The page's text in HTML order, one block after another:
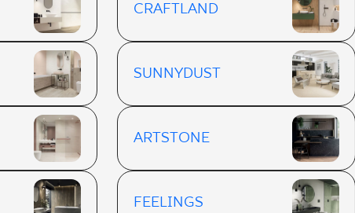
CRAFTLAND
SUNNYDUST
ARTSTONE
FEELINGS